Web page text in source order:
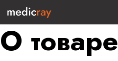
О товаре